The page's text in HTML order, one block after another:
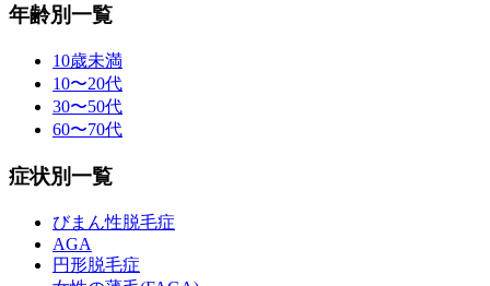
年齢別一覧
10歳未満
10〜20代
30〜50代
60〜70代
症状別一覧
びまん性脱毛症
AGA
円形脱毛症